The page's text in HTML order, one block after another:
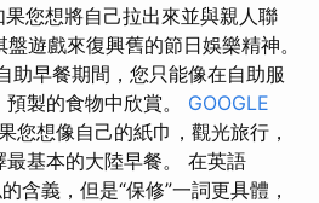
果您想將自己拉出來並與親人聯
遊戲來復興舊的節日娛樂精神。
助早餐期間，您只能像在自助服
製的食物中欣賞。 GOOGLE
您想像自己的紙巾，觀光旅行，
基本的大陸早餐。 在英語
含義，但是“保修”一詞更具體，